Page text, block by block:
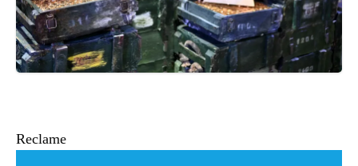
Reclame
STIRI
ȘTIINȚA
ANIMALE